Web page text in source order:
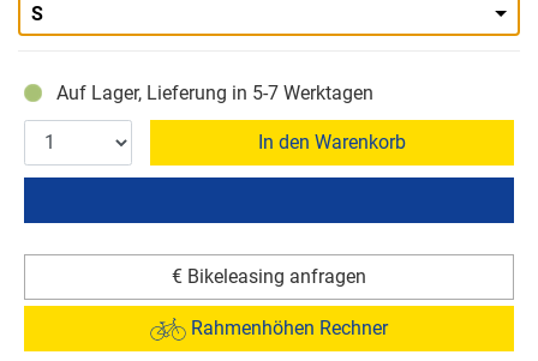
S
Auf Lager, Lieferung in 5-7 Werktagen
In den Warenkorb
€ Bikeleasing anfragen
Rahmenhöhen Rechner